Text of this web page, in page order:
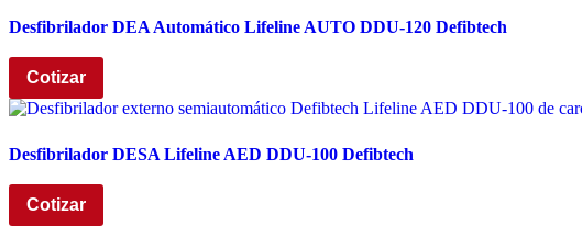
Desfibrilador DEA Automático Lifeline AUTO DDU-120 Defibtech
Cotizar
Desfibrilador DESA Lifeline AED DDU-100 Defibtech
Cotizar